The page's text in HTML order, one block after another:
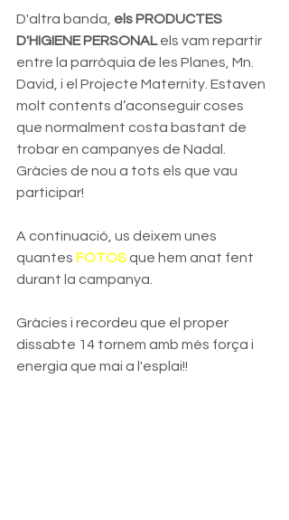
D'altra banda, els PRODUCTES
D'HIGIENE PERSONAL els vam repartir
entre la parròquia de les Planes, Mn.
David, i el Projecte Maternity. Estaven
molt contents d’aconseguir coses
que normalment costa bastant de
trobar en campanyes de Nadal.
Gràcies de nou a tots els que vau
participar!
A continuació, us deixem unes
quantes FOTOS que hem anat fent
durant la campanya.
Gràcies i recordeu que el proper
dissabte 14 tornem amb més força i
energia que mai a l'esplai!!